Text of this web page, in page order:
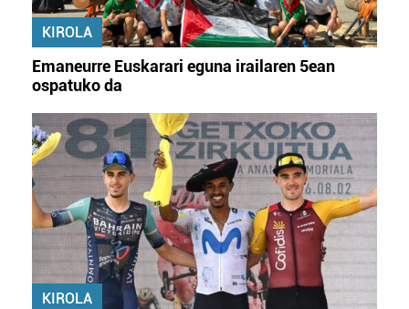
KIROLA
Emaneurre Euskarari eguna irailaren 5ean
ospatuko da
KIROLA